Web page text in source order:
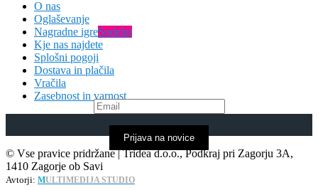
O nas
Oglaševanje
Nagradne igreSodeluj
Kje nas najdete
Splošni pogoji
Dostava in plačila
Vračila
Zasebnost in varnost
Prijava na novice
© Vse pravice pridržane | Tridea d.o.o., Podkraj pri Zagorju 3A,
1410 Zagorje ob Savi
Avtorji: MULTIMEDIJA STUDIO